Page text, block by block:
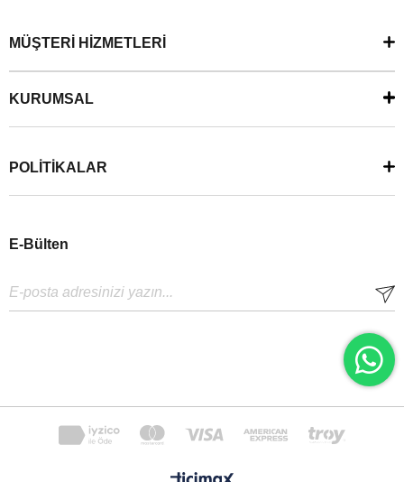
MÜŞTERİ HİZMETLERİ
KURUMSAL
POLİTİKALAR
E-Bülten